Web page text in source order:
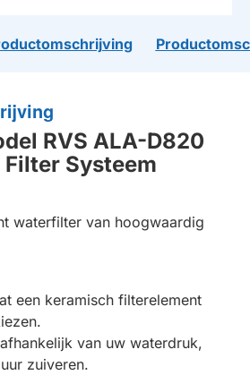
RVS ALA-D820
Systeem
waterfilter van hoogwaardig
een keramisch filterelement
van uw waterdruk,
zuiveren.